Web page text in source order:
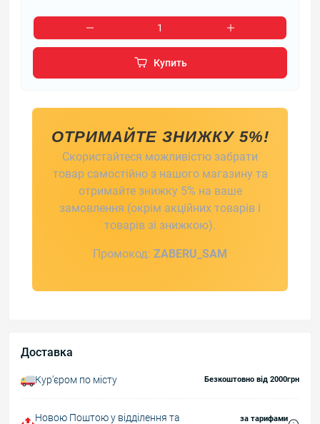
Купить
ОТРИМАЙТЕ ЗНИЖКУ 5%!
Скористайтеся можливістю забрати
товар самостійно з нашого магазину та
отримайте знижку 5% на ваше
замовлення (окрім акційних товарів і
товарів зі знижкою).
Промокод: ZABERU_SAM
Доставка
Курʼєром по місту Безкоштовно від 2000грн
Новою Поштою у відділення та
за тарифами